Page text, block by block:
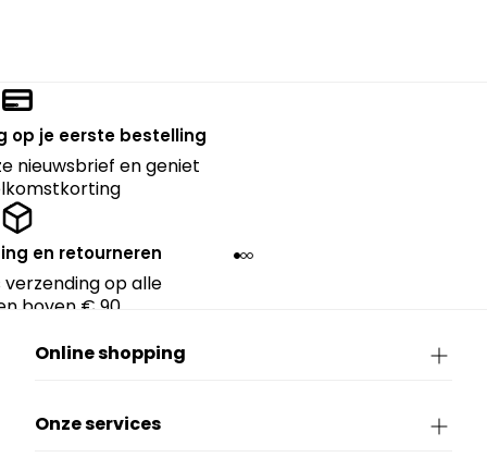
op je eerste bestelling
nieuwsbrief en geniet
en retourneren
op alle
boven € 90.
Online shopping
Onze services